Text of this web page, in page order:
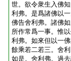
世。欲令衆生入佛
利弗。是爲諸佛以
佛告舍利弗。諸佛
所作常爲一事。惟
利弗。如來但以一
餘乘若二若三。舍
如是。舍利弗。過